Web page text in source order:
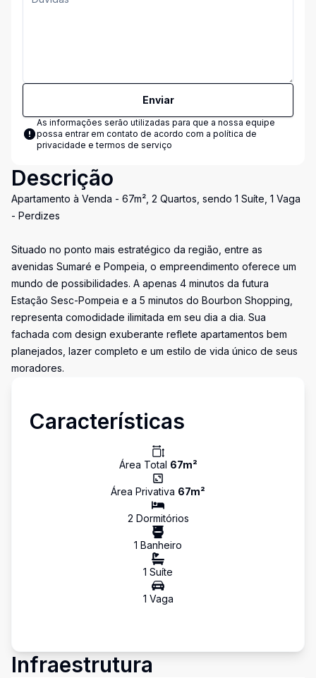
Enviar
As informações serão utilizadas para que a nossa equipe
possa entrar em contato de acordo com a política de
privacidade e termos de serviço
Descrição
Apartamento à Venda - 67m², 2 Quartos, sendo 1 Suíte, 1 Vaga
- Perdizes
Situado no ponto mais estratégico da região, entre as
avenidas Sumaré e Pompeia, o empreendimento oferece um
mundo de possibilidades. A apenas 4 minutos da futura
Estação Sesc-Pompeia e a 5 minutos do Bourbon Shopping,
representa comodidade ilimitada em seu dia a dia. Sua
fachada com design exuberante reflete apartamentos bem
planejados, lazer completo e um estilo de vida único de seus
moradores.
Características
Área Total 67m²
Área Privativa 67m²
2 Dormitórios
1 Banheiro
1 Suíte
1 Vaga
Infraestrutura